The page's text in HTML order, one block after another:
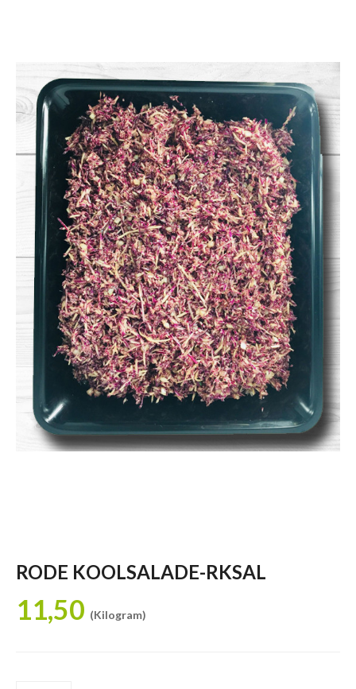
RODE KOOLSALADE-RKSAL
11,50 (Kilogram)